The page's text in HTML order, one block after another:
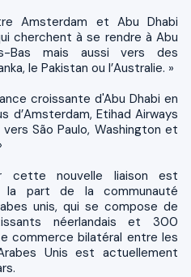
Amsterdam et Abu Dhabi
cherchent à se rendre à Abu
Bas mais aussi vers des
le Pakistan ou l’Australie. »
croissante d'Abu Dhabi en
d’Amsterdam, Etihad Airways
São Paulo, Washington et
cette nouvelle liaison est
la part de la communauté
unis, qui se compose de
néerlandais et 300
commerce bilatéral entre les
Unis est actuellement